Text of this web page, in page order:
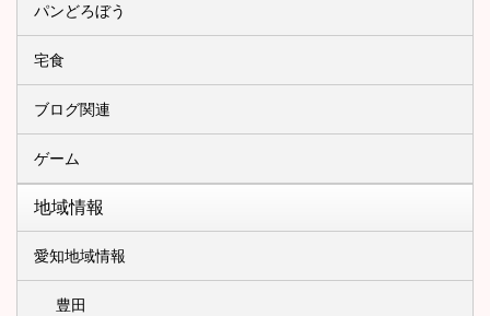
パンどろぼう
宅食
ブログ関連
ゲーム
地域情報
愛知地域情報
豊田